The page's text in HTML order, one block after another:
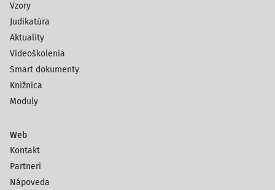
Vzory
Judikatúra
Aktuality
Videoškolenia
Smart dokumenty
Knižnica
Moduly
Web
Kontakt
Partneri
Nápoveda